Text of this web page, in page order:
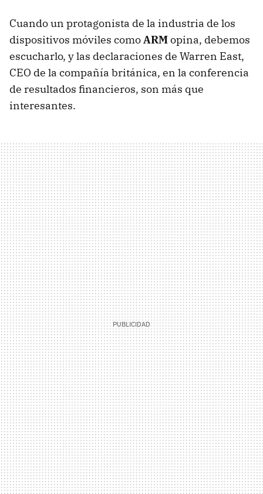
Cuando un protagonista de la industria de los
dispositivos móviles como ARMopina, debemos
escucharlo, y las declaraciones de Warren East,
CEO de la compañía británica, en la conferencia
de resultados financieros, son más que
interesantes.